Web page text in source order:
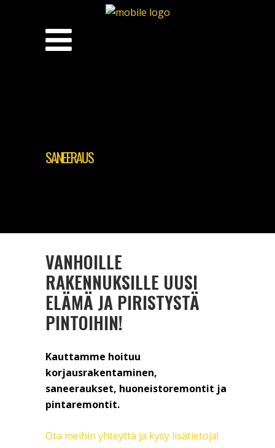
SANEERAUS
VANHOILLE
RAKENNUKSILLE UUSI
ELÄMÄ JA PIRISTYSTÄ
PINTOIHIN!
Kauttamme hoituu
korjausrakentaminen,
saneeraukset, huoneistoremontit ja
pintaremontit.
Ota meihin yhteyttä ja kysy lisätietoja!